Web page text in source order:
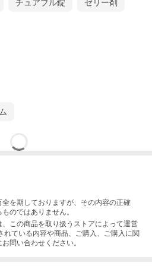
チュアブル錠 ゼリー剤
全を期しておりますが、その内容の正確
のではありません。
、この商品を取り扱うストアによって運営
れている内容や商品、ご購入 、ご購入に関
問い合わせください。